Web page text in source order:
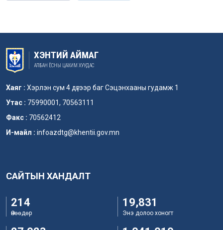
ХЭНТИЙ АЙМАГ
АЛБАН ЁСНЫ ЦАХИМ ХУУДАС
Хаяг : Хэрлэн сум 4 дүгээр баг Сэцэнхааны гудамж 1
Утас : 75990001, 70563111
Факс : 70562412
И-майл : infoazdtg@khentii.gov.mn
САЙТЫН ХАНДАЛТ
214
Өнөөдөр
19,831
Энэ долоо хоногт